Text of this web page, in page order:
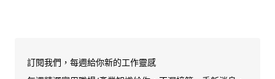
訂閱我們，每週給你新的工作靈感